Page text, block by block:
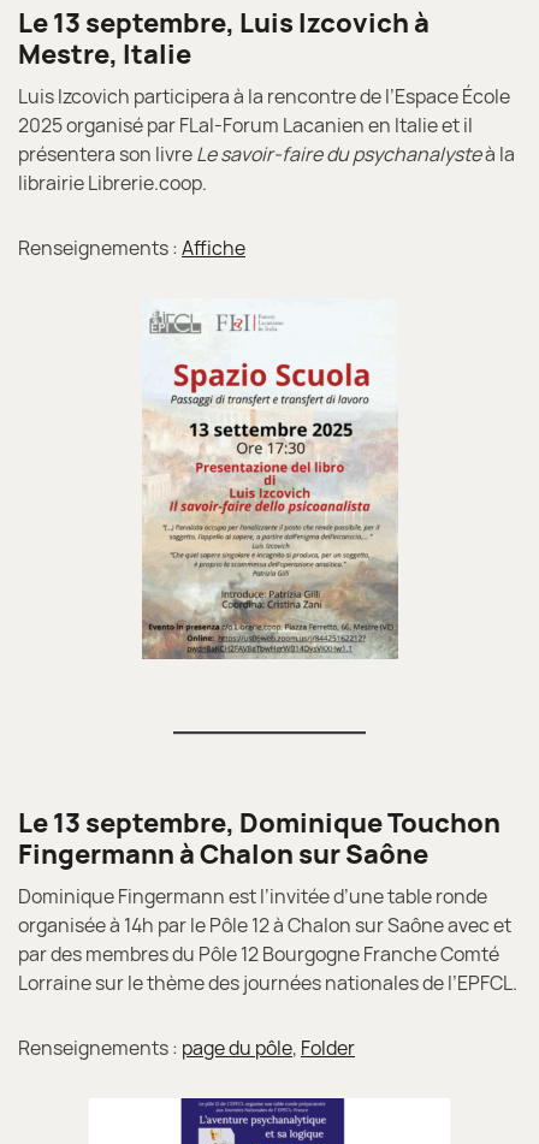
Le 13 septembre, Luis Izcovich à
Mestre, Italie
Luis Izcovich participera à la rencontre de l’Espace École
2025 organisé par FLaI-Forum Lacanien en Italie et il
présentera son livreLe savoir-faire du psychanalysteà la
librairie Librerie.coop.
Renseignements : Affiche
Le 13 septembre, Dominique Touchon
Fingermann à Chalon sur Saône
Dominique Fingermann est l’invitée d’une table ronde
organisée à 14h par le Pôle 12 à Chalon sur Saône avec et
par des membres du Pôle 12 Bourgogne Franche Comté
Lorraine sur le thème des journées nationales de l’EPFCL.
Renseignements : page du pôle, Folder